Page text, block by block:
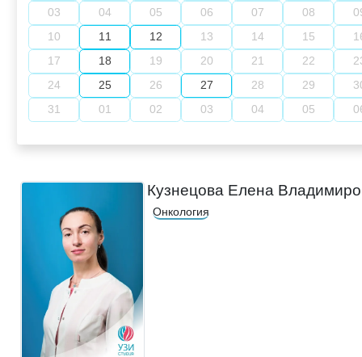
03
04 05 06 07 08
10
11 12 13 14 15
17
18 19 20 21 22
24
25 26 27 28 29
31
01 02 03 04 05
Кузнецова Елена
Онкология